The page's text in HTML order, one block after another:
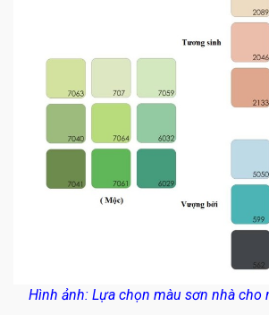
Hình ảnh: Lựa chọn màu sơn nhà cho